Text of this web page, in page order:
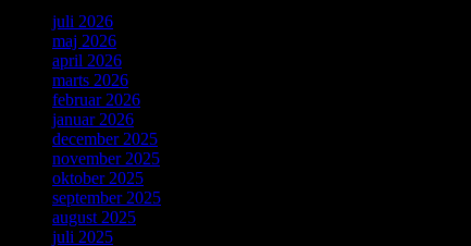
juli 2026
maj 2026
april 2026
marts 2026
februar 2026
januar 2026
december 2025
november 2025
oktober 2025
september 2025
august 2025
juli 2025